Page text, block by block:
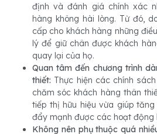
định và đánh giá chính xác
hàng không hài lòng. Từ đó,
cấp cho khách hàng những
lý để giữ chân được khách
quay lại của họ.
Quan tâm đến chương trình
thiết: Thực hiện các chính
chăm sóc khách hàng thân
tiếp thị hữu hiệu vừa giúp
đẩy mạnh được các hoạt động
Không nên phụ thuộc quá